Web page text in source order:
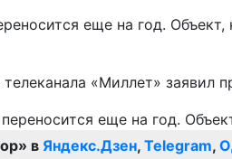
еще на год.
телеканала «Миллет»
в Яндекс.Дзен, Telegram,